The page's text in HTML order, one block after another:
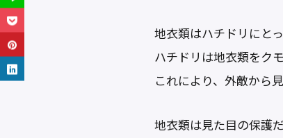
地衣類はハチドリにと
ハチドリは地衣類をク
これにより、外敵から
地衣類は見た目の保護